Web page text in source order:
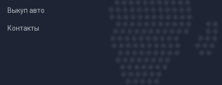
Выкуп авто
Контакты